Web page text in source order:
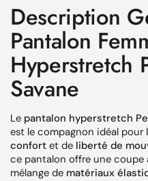
Description
Pantalon
Hyperstretch
Savane
Le pantalon hyperstretch
est le compagnon idéal pour
confort et de liberté de
ce pantalon offre une coupe
mélange de matériaux